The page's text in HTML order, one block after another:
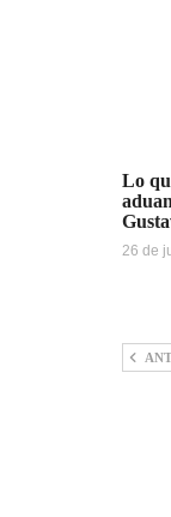
Lo
26 de
ANT